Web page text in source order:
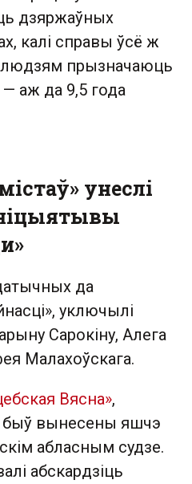
дзяржаўных
калі справы ўсё ж
людзям прызначаюць
— аж да 9,5 года
унеслі
да
уключылі
Сарокіну, Алега
Малахоўскага.
Вясна»,
быў вынесены яшчэ
абласным судзе.
абскардзіць